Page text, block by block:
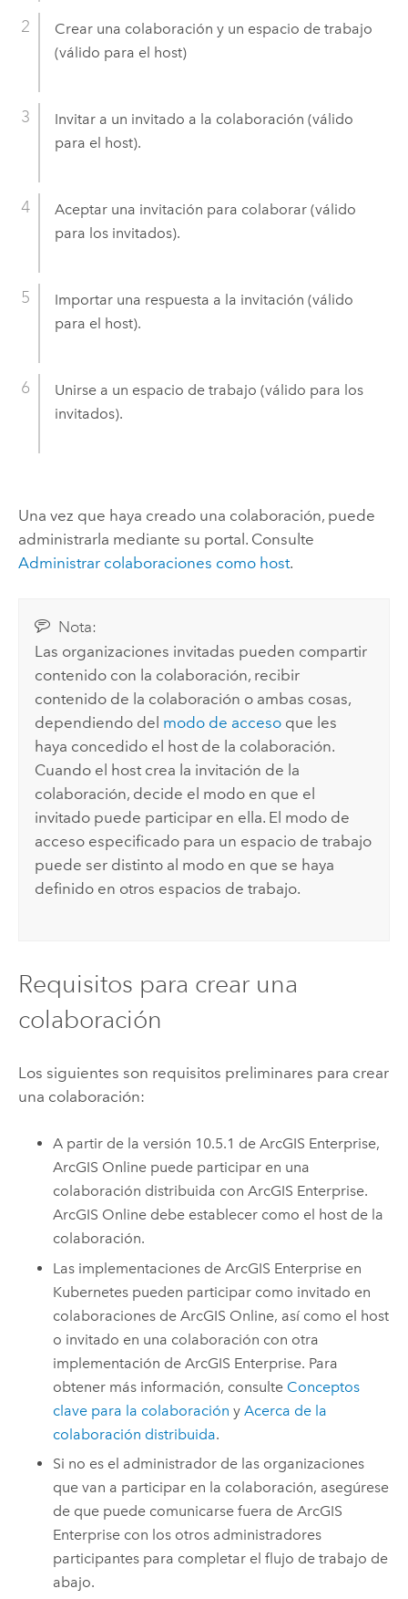
Crear una colaboración y un espacio de trabajo
(válido para el host)
Invitar a un invitado a la colaboración (válido
para el host).
Aceptar una invitación para colaborar (válido
para los invitados).
Importar una respuesta a la invitación (válido
para el host).
Unirse a un espacio de trabajo (válido para los
invitados).
Una vez que haya creado una colaboración, puede
administrarla mediante su portal. Consulte
Administrar colaboraciones como host.
Nota:
Las organizaciones invitadas pueden compartir
contenido con la colaboración, recibir
contenido de la colaboración o ambas cosas,
dependiendo del modo de acceso que les
haya concedido el host de la colaboración.
Cuando el host crea la invitación de la
colaboración, decide el modo en que el
invitado puede participar en ella. El modo de
acceso especificado para un espacio de trabajo
puede ser distinto al modo en que se haya
definido en otros espacios de trabajo.
Requisitos para crear una
colaboración
Los siguientes son requisitos preliminares para crear
una colaboración:
A partir de la versión 10.5.1 deArcGIS Enterprise,
ArcGIS Online puede participar en una
colaboración distribuida conArcGIS Enterprise.
ArcGIS Online debe establecer como el host de la
colaboración.
Las implementaciones deArcGIS Enterprise en
Kubernetes pueden participar como invitado en
colaboraciones deArcGIS Online, así como el host
o invitado en una colaboración con otra
implementación deArcGIS Enterprise. Para
obtener más información, consulte Conceptos
clave para la colaboración yAcerca de la
colaboración distribuida.
Si no es el administrador de las organizaciones
que van a participar en la colaboración, asegúrese
de que puede comunicarse fuera deArcGIS
Enterprise con los otros administradores
participantes para completar el flujo de trabajo de
abajo.